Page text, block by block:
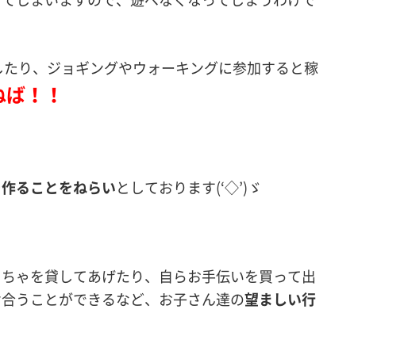
り、ジョギングやウォーキングに参加すると稼
！！
ることをねらいとしております(‘◇’)ゞ
ゃを貸してあげたり、自らお手伝いを買って出
うことができるなど、お子さん達の望ましい行